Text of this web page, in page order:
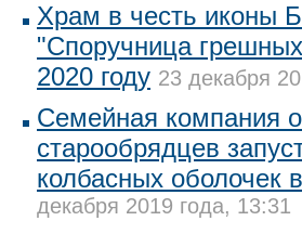
Храм в честь иконы
"Споручница
2020 году 23 декабря
Семейная компания
старообрядцев
колбасных оболочек
декабря 2019 года, 13:31